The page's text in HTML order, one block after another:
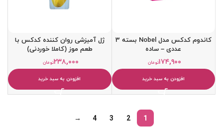
کاندوم کدکس مدل Nobel بسته 3
عددی – ساده
تومان۱۷۴,۹۰۰
افزودن به سبد خرید
ژل آمیزشی روان کننده کدکس با
طعم موز (کاملا خوردنی)
تومان۲۳۸,۰۰۰
افزودن به سبد خرید
1
2
3
4
→